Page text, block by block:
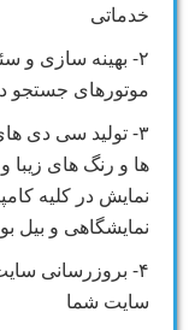
خدماتی
۲- بهینه سازی و
موتورهای جستجو
۳- تولید سی دی
ها و رنگ های
نمایش در کلیه
نمایشگاهی و بیل
۴- بروزرسانی
سایت شما